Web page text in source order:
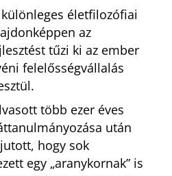
életfilozófiai
az
tűzi ki az ember
felelősségvállalás
több ezer éves
után
hogy sok
egy „aranykornak” is